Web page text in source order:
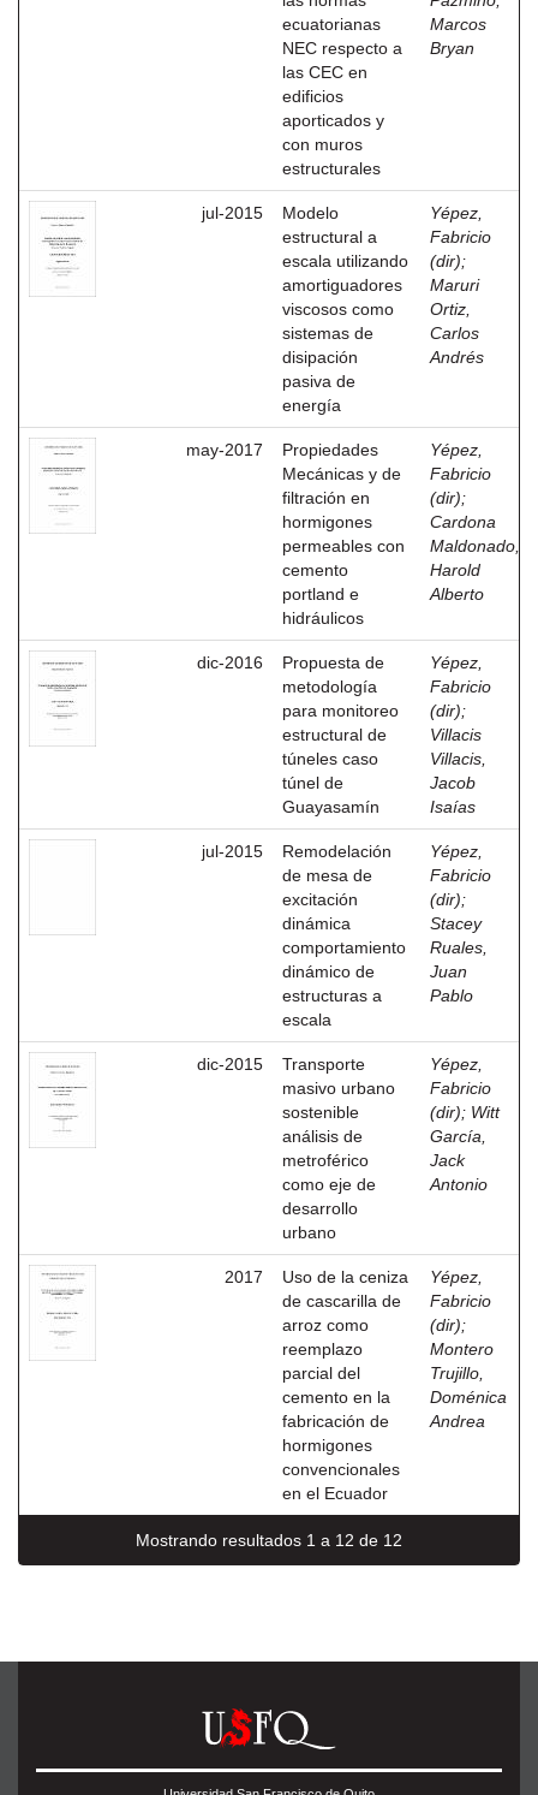
ecuatorianas
NEC respecto a
las CEC en
edificios
aporticados y
con muros
estructurales
Marcos
Bryan
jul-2015
Modelo
estructural a
escala utilizando
amortiguadores
viscosos como
sistemas de
disipación
pasiva de
energía
Yépez,
Fabricio
(dir);
Maruri
Ortiz,
Carlos
Andrés
may-2017
Propiedades
Mecánicas y de
filtración en
hormigones
permeables con
cemento
portland e
hidráulicos
Yépez,
Fabricio
(dir);
Cardona
Maldonado,
Harold
Alberto
dic-2016
Propuesta de
metodología
para monitoreo
estructural de
túneles caso
túnel de
Guayasamín
Yépez,
Fabricio
(dir);
Villacis
Villacis,
Jacob
Isaías
jul-2015
Remodelación
de mesa de
excitación
dinámica
comportamiento
dinámico de
estructuras a
escala
Yépez,
Fabricio
(dir);
Stacey
Ruales,
Juan
Pablo
dic-2015
Transporte
masivo urbano
sostenible
análisis de
metroférico
como eje de
desarrollo
urbano
Yépez,
Fabricio
(dir); Witt
García,
Jack
Antonio
2017
Uso de la ceniza
de cascarilla de
arroz como
reemplazo
parcial del
cemento en la
fabricación de
hormigones
convencionales
en el Ecuador
Yépez,
Fabricio
(dir);
Montero
Trujillo,
Doménica
Andrea
Mostrando resultados 1 a 12 de 12